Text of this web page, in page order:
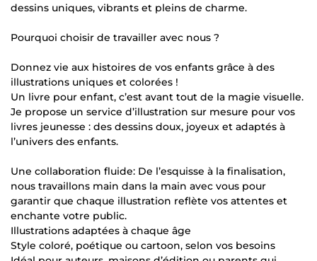
dessins uniques, vibrants et pleins de charme.
Pourquoi choisir de travailler avec nous ?
Donnez vie aux histoires de vos enfants grâce à des
illustrations uniques et colorées !
Un livre pour enfant, c’est avant tout de la magie visuelle.
Je propose un service d’illustration sur mesure pour vos
livres jeunesse : des dessins doux, joyeux et adaptés à
l’univers des enfants.
Une collaboration fluide: De l’esquisse à la finalisation,
nous travaillons main dans la main avec vous pour
garantir que chaque illustration reflète vos attentes et
enchante votre public.
Illustrations adaptées à chaque âge
Style coloré, poétique ou cartoon, selon vos besoins